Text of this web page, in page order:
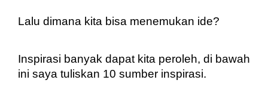
Lalu dimana kita bisa menemukan ide?
Inspirasi banyak dapat kita peroleh, di bawah
ini saya tuliskan 10 sumber inspirasi.